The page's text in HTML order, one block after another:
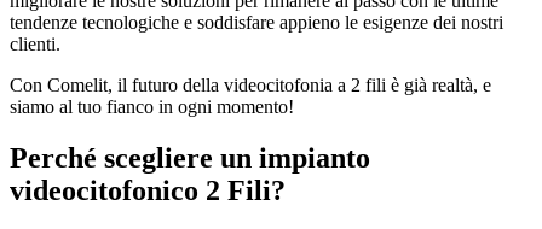
tendenze tecnologiche e soddisfare appieno le esigenze dei nostri
clienti.
Con Comelit, il futuro della videocitofonia a 2 fili è già realtà, e
siamo al tuo fianco in ogni momento!
Perché scegliere un impianto
videocitofonico 2 Fili?